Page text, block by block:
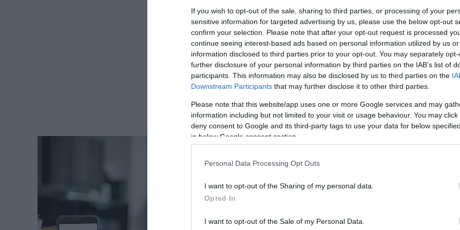
If you wish to opt-out of the sale, sharing to third parties, or processing of your
sensitive information for targeted advertising by us, please use the below opt-out
confirm your selection. Please note that after your opt-out request is processed
continue seeing interest-based ads based on personal information utilized by us
information disclosed to third parties prior to your opt-out. You may separately
further disclosure of your personal information by third parties on the IAB’s list of
participants. This information may also be disclosed by us to third parties on the
Downstream Participants that may further disclose it to other third parties.
Please note that this website/app uses one or more Google services and may
information including but not limited to your visit or usage behaviour. You may
deny consent to Google and its third-party tags to use your data for below
in below Google consent section.
Personal Data Processing Opt Outs
I want to opt-out of the Sharing of my personal data.
Opted In
I want to opt-out of the Sale of my Personal Data.
Ha neked is eleged van a
Felrobban az internet